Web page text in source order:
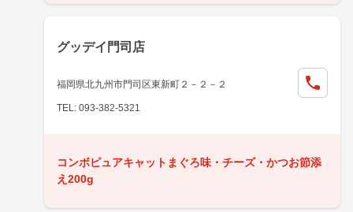
グッデイ門司店
福岡県北九州市門司区東新町２－２－２
TEL: 093-382-5321
コンボピュアキャットまぐろ味・チーズ・かつお節添
え200g